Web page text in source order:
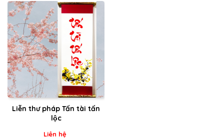
Liễn thư pháp Tấn tài tấn
lộc
Liên hệ